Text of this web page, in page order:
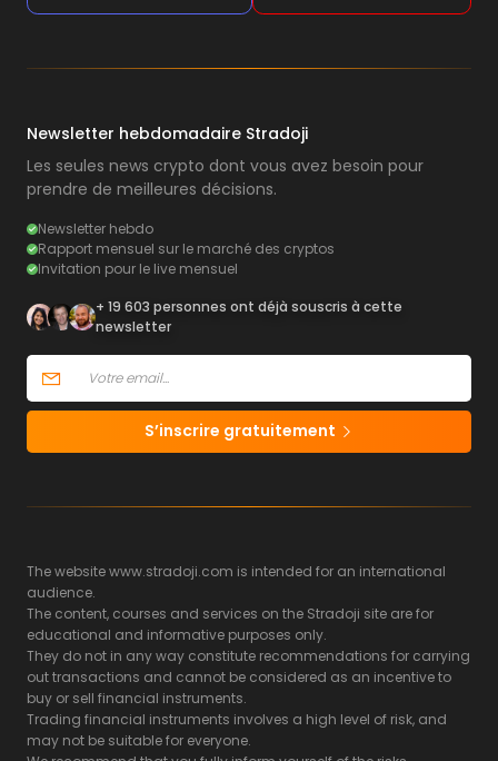
Newsletter hebdomadaire Stradoji
Les seules news crypto dont vous avez besoin pour
prendre de meilleures décisions.
Newsletter hebdo
Rapport mensuel sur le marché des cryptos
Invitation pour le live mensuel
+ 19 603 personnes ont déjà souscris à cette
newsletter
S’inscrire gratuitement
The website www.stradoji.com is intended for an international
audience.
The content, courses and services on the Stradoji site are for
educational and informative purposes only.
They do not in any way constitute recommendations for carrying
out transactions and cannot be considered as an incentive to
buy or sell financial instruments.
Trading financial instruments involves a high level of risk, and
may not be suitable for everyone.